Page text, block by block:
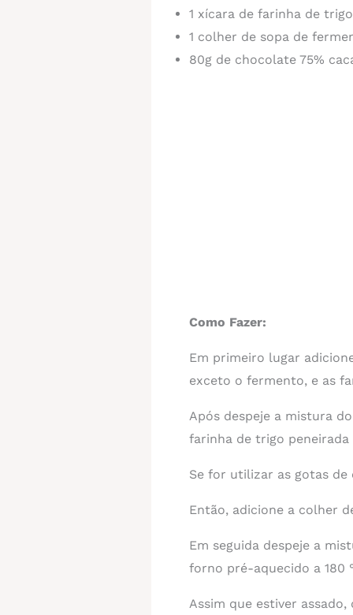
1 xícara de farinha de
1 colher de sopa de
80g de chocolate 75%
Como Fazer:
Em primeiro lugar
exceto o fermento, e as
Após despeje a mistura
farinha de trigo
Se for utilizar as gotas de
Então, adicione a colher
Em seguida despeje a
forno pré-aquecido a 180
Assim que estiver